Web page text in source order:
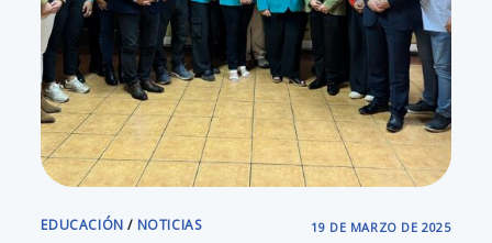
EDUCACIÓN / NOTICIAS 19 DE MARZO DE 2025